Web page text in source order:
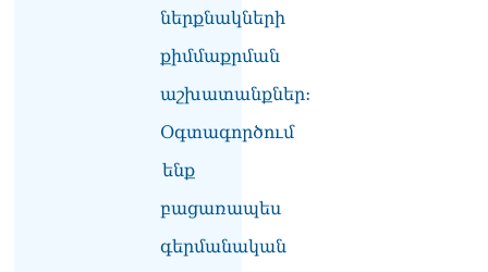
ներքնակների
քիմմաքրման
աշխատանքներ:
Օգտագործում
ենք
բացառապես
գերմանական
առաքելական եկեղեցու
շուրջ ստեղծված
իրավիճակով
Կոնջորյանի կնոջից շատ
կան
08.08.2026